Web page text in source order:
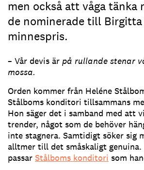
men också att våga tänka
de nominerade till Birgitta
minnespris.
– Vår devis är på rullande stenar
mossa.
Orden kommer från Heléne
Stålboms konditori tillsammans
Hon säger det i samband med att
trender, något som de behöver
inte stagnera. Samtidigt söker sig
alltmer till det småskaligt genuina.
passar Stålboms konditori som